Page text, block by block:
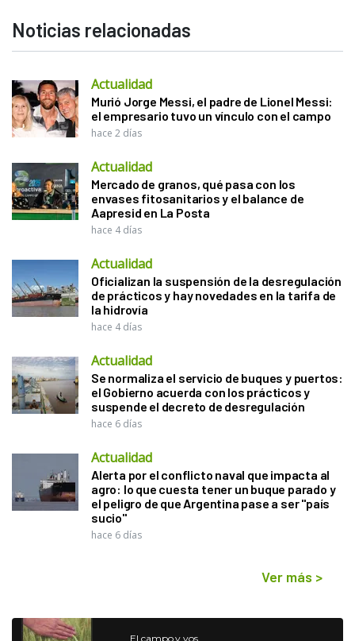
Noticias relacionadas
Actualidad
Murió Jorge Messi, el padre de Lionel Messi:
el empresario tuvo un vínculo con el campo
hace 2 días
Actualidad
Mercado de granos, qué pasa con los
envases fitosanitarios y el balance de
Aapresid en La Posta
hace 4 días
Actualidad
Oficializan la suspensión de la desregulación
de prácticos y hay novedades en la tarifa de
la hidrovía
hace 4 días
Actualidad
Se normaliza el servicio de buques y puertos:
el Gobierno acuerda con los prácticos y
suspende el decreto de desregulación
hace 6 días
Actualidad
Alerta por el conflicto naval que impacta al
agro: lo que cuesta tener un buque parado y
el peligro de que Argentina pase a ser "país
sucio"
hace 6 días
Ver más >
El campo y vos